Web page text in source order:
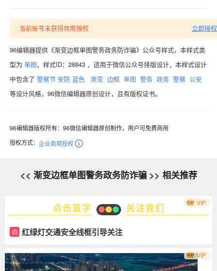
当前帐号未获得商用授权 立即授权
96编辑器提供《渐变边框单图警务政务防诈骗》公众号样式，本样式类
型为 单图，样式ID：28843 ，适用于微信公众号排版设计，本样式设计
中包含了 警察节 安防 蓝色 渐变 边框 单图 警务 政务 警察 公安
等设计风格，96微信编辑器原创设计，且有版权证书。
96编辑器版权所有：96微信编辑器原创制作，用户可免费商用
授权方式： 企业商用授权
<< 渐变边框单图警务政务防诈骗 >> 相关推荐
点击蓝字 关注我们
商 红绿灯交通安全线框引导关注
VIP
VIP